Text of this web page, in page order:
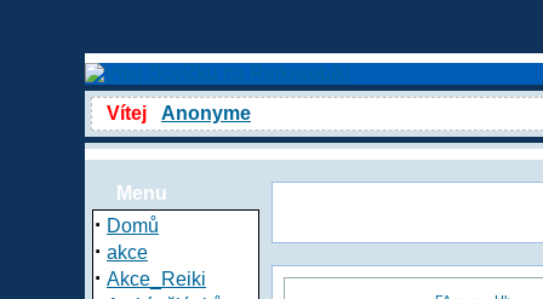
Vítej Anonyme
Menu
· Domů
· akce
· Akce_Reiki